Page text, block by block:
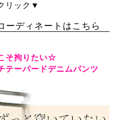
リック▼
ーディネートはこちら
そ拘りたい☆
テーパードデニムパンツ